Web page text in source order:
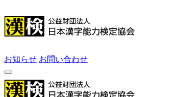
お知らせ お問い合わせ